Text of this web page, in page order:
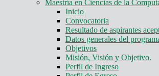
Maestría en Ciencias de la
Inicio
Convocatoria
Resultado de aspirantes
Datos generales del
Objetivos
Misión, Visión y Objetivo.
Perfil de Ingreso